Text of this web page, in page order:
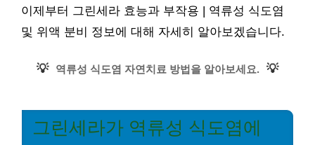
이제부터 그린세라 효능과 부작용 | 역류성 식도염
및 위액 분비 정보에 대해 자세히 알아보겠습니다.
💡 역류성 식도염 자연치료 방법을 알아보세요. 💡
그린세라가 역류성 식도염에